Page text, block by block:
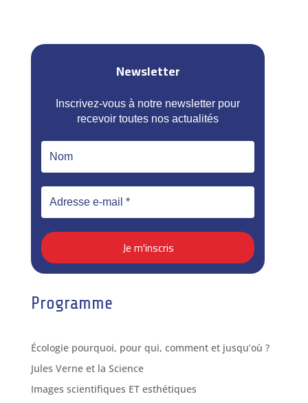
Newsletter
Inscrivez-vous à notre newsletter pour
recevoir toutes nos actualités
Programme
Écologie pourquoi, pour qui, comment et jusqu’où ?
Jules Verne et la Science
Images scientifiques ET esthétiques